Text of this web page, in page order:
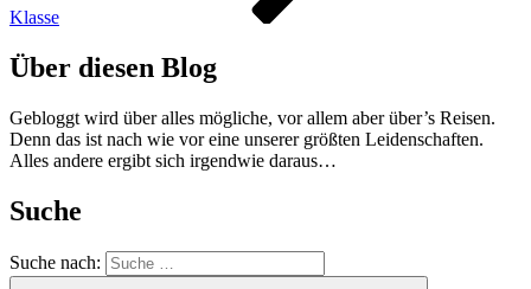
Klasse
Über diesen Blog
Gebloggt wird über alles mögliche, vor allem aber über’s Reisen.
Denn das ist nach wie vor eine unserer größten Leidenschaften.
Alles andere ergibt sich irgendwie daraus…
Suche
Suche nach: